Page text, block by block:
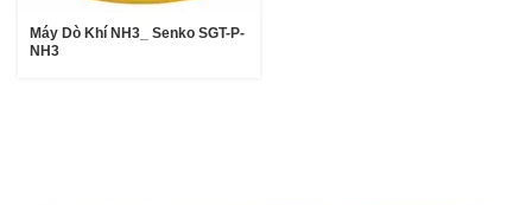
Máy Dò Khí NH3_ Senko SGT-P-
NH3